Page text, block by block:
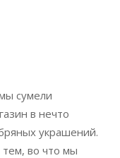
сумели
в нечто
украшений.
во что мы